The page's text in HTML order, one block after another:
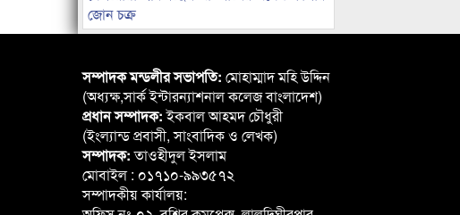
জোন চক্র
সম্পাদক মন্ডলীর সভাপতি: মোহাম্মাদ মহি উদ্দিন
(অধ্যক্ষ,সার্ক ইন্টারন্যাশনাল কলেজ বাংলাদেশ)
প্রধান সম্পাদক:ইকবাল আহমদ চৌধুরী
(ইংল্যান্ড প্রবাসী, সাংবাদিক ও লেখক)
সম্পাদক:তাওহীদুল ইসলাম
মোবাইল : ০১৭১০-৯৯৩৫৭২
সম্পাদকীয় কার্যালয়: